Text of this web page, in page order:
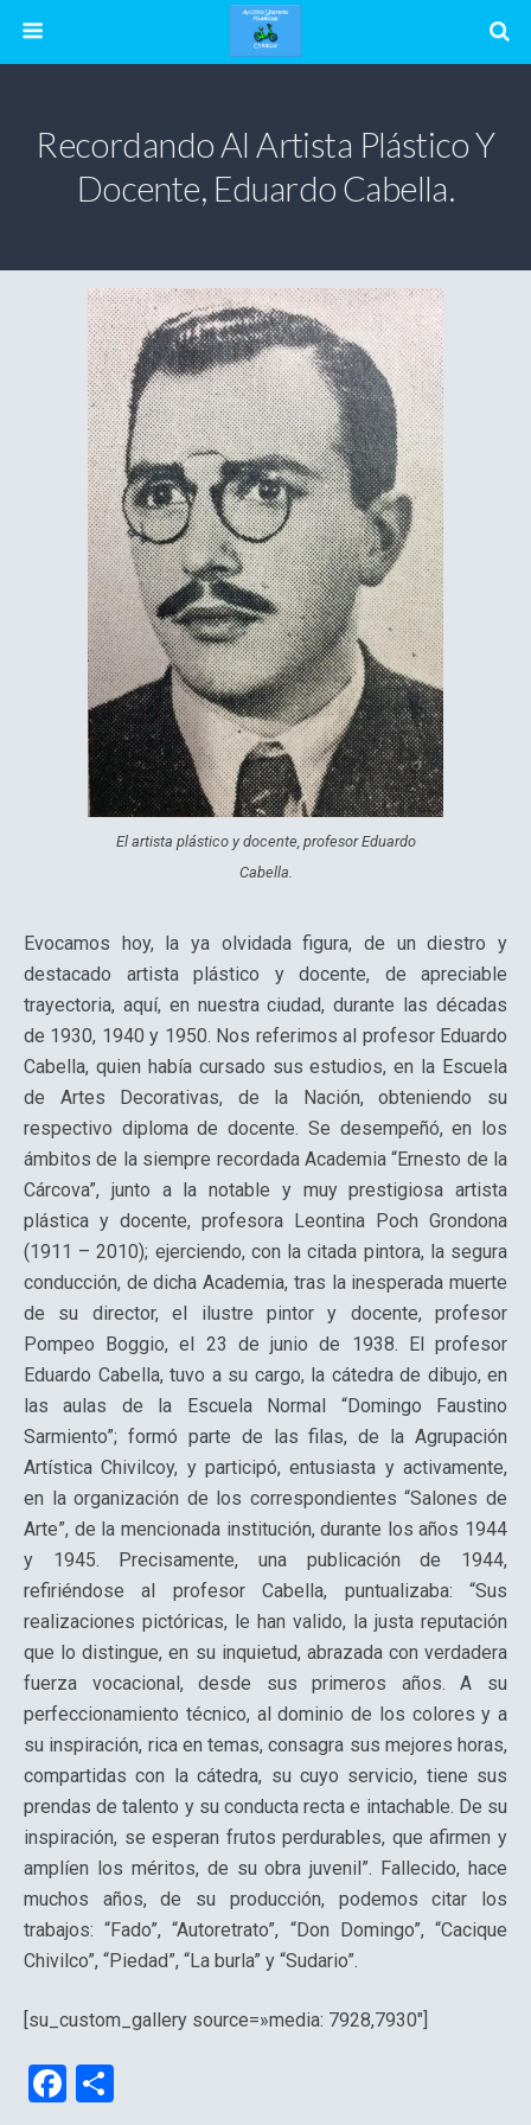
Recordando Al Artista Plástico Y
Docente, Eduardo Cabella.
El artista plástico y docente, profesor Eduardo
Cabella.
Evocamos hoy, la ya olvidada figura, de un diestro y
destacado artista plástico y docente, de apreciable
trayectoria, aquí, en nuestra ciudad, durante las décadas
de 1930, 1940 y 1950. Nos referimos al profesor Eduardo
Cabella, quien había cursado sus estudios, en la Escuela
de Artes Decorativas, de la Nación, obteniendo su
respectivo diploma de docente. Se desempeñó, en los
ámbitos de la siempre recordada Academia “Ernesto de la
Cárcova”, junto a la notable y muy prestigiosa artista
plástica y docente, profesora Leontina Poch Grondona
(1911 – 2010); ejerciendo, con la citada pintora, la segura
conducción, de dicha Academia, tras la inesperada muerte
de su director, el ilustre pintor y docente, profesor
Pompeo Boggio, el 23 de junio de 1938. El profesor
Eduardo Cabella, tuvo a su cargo, la cátedra de dibujo, en
las aulas de la Escuela Normal “Domingo Faustino
Sarmiento”; formó parte de las filas, de la Agrupación
Artística Chivilcoy, y participó, entusiasta y activamente,
en la organización de los correspondientes “Salones de
Arte”, de la mencionada institución, durante los años 1944
y 1945. Precisamente, una publicación de 1944,
refiriéndose al profesor Cabella, puntualizaba: “Sus
realizaciones pictóricas, le han valido, la justa reputación
que lo distingue, en su inquietud, abrazada con verdadera
fuerza vocacional, desde sus primeros años. A su
perfeccionamiento técnico, al dominio de los colores y a
su inspiración, rica en temas, consagra sus mejores horas,
compartidas con la cátedra, su cuyo servicio, tiene sus
prendas de talento y su conducta recta e intachable. De su
inspiración, se esperan frutos perdurables, que afirmen y
amplíen los méritos, de su obra juvenil”. Fallecido, hace
muchos años, de su producción, podemos citar los
trabajos: “Fado”, “Autoretrato”, “Don Domingo”, “Cacique
Chivilco”, “Piedad”, “La burla” y “Sudario”.
[su_custom_gallery source=»media: 7928,7930″]
F